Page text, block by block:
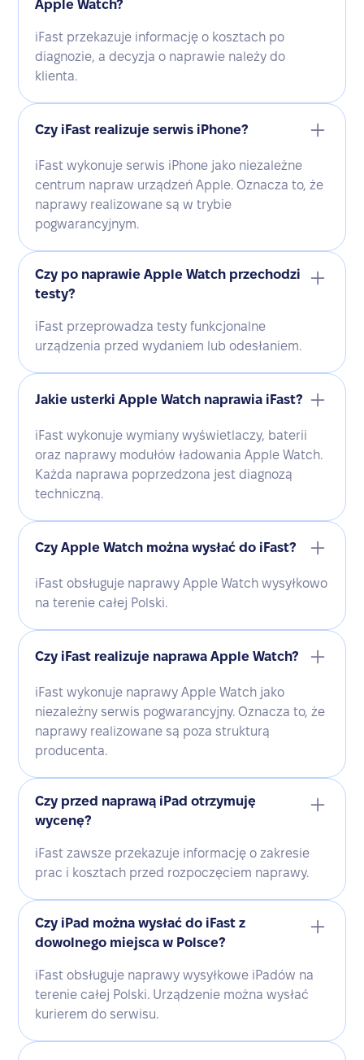
Apple Watch?
iFast przekazuje informację o kosztach po
diagnozie, a decyzja o naprawie należy do
klienta.
Czy iFast realizuje serwis iPhone?
iFast wykonuje serwis iPhone jako niezależne
centrum napraw urządzeń Apple. Oznacza to, że
naprawy realizowane są w trybie
pogwarancyjnym.
Czy po naprawie Apple Watch przechodzi
testy?
iFast przeprowadza testy funkcjonalne
urządzenia przed wydaniem lub odesłaniem.
Jakie usterki Apple Watch naprawia iFast?
iFast wykonuje wymiany wyświetlaczy, baterii
oraz naprawy modułów ładowania Apple Watch.
Każda naprawa poprzedzona jest diagnozą
techniczną.
Czy Apple Watch można wysłać do iFast?
iFast obsługuje naprawy Apple Watch wysyłkowo
na terenie całej Polski.
Czy iFast realizuje naprawa Apple Watch?
iFast wykonuje naprawy Apple Watch jako
niezależny serwis pogwarancyjny. Oznacza to, że
naprawy realizowane są poza strukturą
producenta.
Czy przed naprawą iPad otrzymuję
wycenę?
iFast zawsze przekazuje informację o zakresie
prac i kosztach przed rozpoczęciem naprawy.
Czy iPad można wysłać do iFast z
dowolnego miejsca w Polsce?
iFast obsługuje naprawy wysyłkowe iPadów na
terenie całej Polski. Urządzenie można wysłać
kurierem do serwisu.